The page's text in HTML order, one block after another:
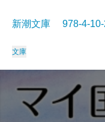
新潮文庫 978-4-
文庫